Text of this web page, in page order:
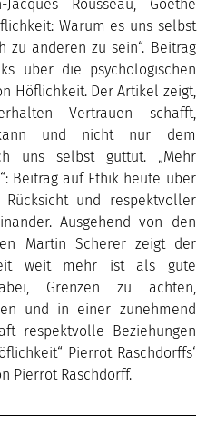
Rousseau, Goethe
Warum es uns selbst
anderen zu sein“. Beitrag
über die psychologischen
Höflichkeit. Der Artikel zeigt,
Vertrauen schafft,
und nicht nur dem
uns selbst guttut. „Mehr
Beitrag auf Ethik heute über
und respektvoller
Ausgehend von den
Martin Scherer zeigt der
weit mehr ist als gute
Grenzen zu achten,
und in einer zunehmend
respektvolle Beziehungen
Pierrot Raschdorffs‘
Pierrot Raschdorff.